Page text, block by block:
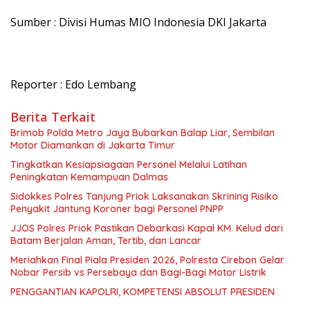
Sumber : Divisi Humas MIO Indonesia DKI Jakarta
Reporter : Edo Lembang
Berita Terkait
Brimob Polda Metro Jaya Bubarkan Balap Liar, Sembilan
Motor Diamankan di Jakarta Timur
Tingkatkan Kesiapsiagaan Personel Melalui Latihan
Peningkatan Kemampuan Dalmas
Sidokkes Polres Tanjung Priok Laksanakan Skrining Risiko
Penyakit Jantung Koroner bagi Personel PNPP
JJOS Polres Priok Pastikan Debarkasi Kapal KM. Kelud dari
Batam Berjalan Aman, Tertib, dan Lancar
Meriahkan Final Piala Presiden 2026, Polresta Cirebon Gelar
Nobar Persib vs Persebaya dan Bagi-Bagi Motor Listrik
PENGGANTIAN KAPOLRI, KOMPETENSI ABSOLUT PRESIDEN